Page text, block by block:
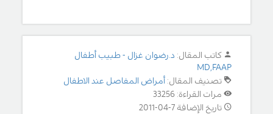
كاتب المقال: د.رضوان غزال - طبيب أطفال
MD,FAAP
تصنيف المقال: أمراض المفاصل عند الاطفال
مرات القراءة: 33256
تاريخ الإضافة 7-04-2011